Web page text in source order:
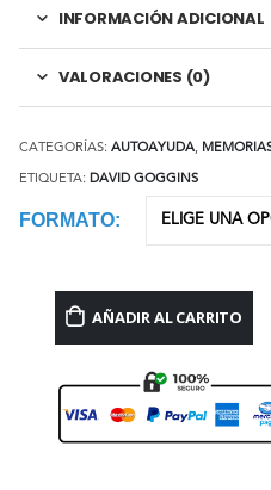
INFORMACIÓN ADICIONAL
VALORACIONES (0)
CATEGORÍAS: AUTOAYUDA,
ETIQUETA: DAVID GOGGINS
FORMATO
AÑADIR AL CARRITO